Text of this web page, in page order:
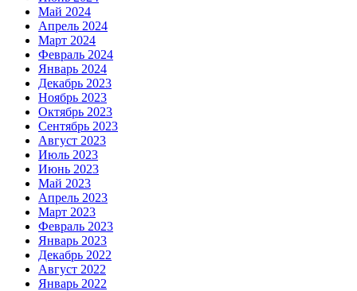
Май 2024
Апрель 2024
Март 2024
Февраль 2024
Январь 2024
Декабрь 2023
Ноябрь 2023
Октябрь 2023
Сентябрь 2023
Август 2023
Июль 2023
Июнь 2023
Май 2023
Апрель 2023
Март 2023
Февраль 2023
Январь 2023
Декабрь 2022
Август 2022
Январь 2022